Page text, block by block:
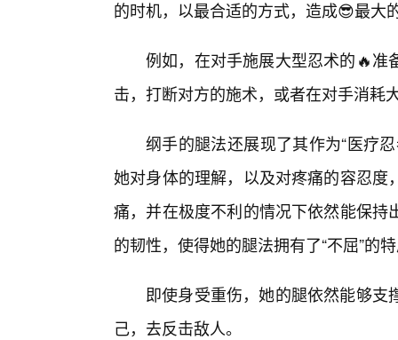
的时机，以最合适的方式，造成😎最大
例如，在对手施展大型忍术的🔥准
击，打断对方的施术，或者在对手消耗
纲手的腿法还展现了其作为“医疗
她对身体的理解，以及对疼痛的容忍
痛，并在极度不利的情况下依然能保
的韧性，使得她的腿法拥有了“不屈”的
即使身受重伤，她的腿依然能够
己，去反击敌人。